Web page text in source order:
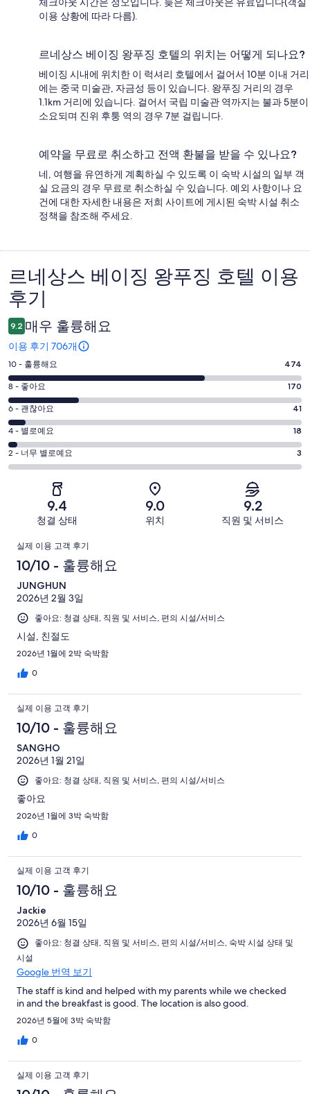
이용 상황에 따라 다름).
르네상스 베이징 왕푸징 호텔의 위치는 어떻게 되나요?
베이징 시내에 위치한 이 럭셔리 호텔에서 걸어서 10분 이내 거리
에는 중국 미술관, 자금성 등이 있습니다. 왕푸징 거리의 경우
1.1km 거리에 있습니다. 걸어서 국립 미술관 역까지는 불과 5분이
소요되며 진위 후퉁 역의 경우 7분 걸립니다.
예약을 무료로 취소하고 전액 환불을 받을 수 있나요?
네, 여행을 유연하게 계획하실 수 있도록 이 숙박 시설의 일부 객
실 요금의 경우 무료로 취소하실 수 있습니다. 예외 사항이나 요
건에 대한 자세한 내용은 저희 사이트에 게시된 숙박 시설 취소
정책을 참조해 주세요.
이
용
후
기
르네상스 베이징 왕푸징 호텔 이용
후기
9.2 매우 훌륭해요
이용 후기 706개
평
점
10
-
훌
륭
해
요.
후
기
474
10 - 훌륭해요 474
평
점
8
-
좋
아
후
중
170
개
8 - 좋아요 170
평
점
6
-
괜
개
이
후
기
중
41
개
6 - 괜찮아요 41
평
점
4
706
개
용
후
중
18
개
4 - 별로예요 18
평
점
별
로
요.
706
개
이
용
기
중
개
2 - 너무 별로예요 3
9.4
청결 상태
9.0
위치
9.2
직원 및 서비스
이
용
후
기
실제 이용 고객 후기
10/10 - 훌륭해요
JUNGHUN
2026년 2월 3일
좋아요: 청결 상태, 직원 및 서비스, 편의 시설/서비스
시설, 친절도
2026년 1월에 2박 숙박함
0
실제 이용 고객 후기
10/10 - 훌륭해요
SANGHO
2026년 1월 21일
좋아요: 청결 상태, 직원 및 서비스, 편의 시설/서비스
좋아요
2026년 1월에 3박 숙박함
0
실제 이용 고객 후기
10/10 - 훌륭해요
Jackie
2026년 6월 15일
좋아요: 청결 상태, 직원 및 서비스, 편의 시설/서비스, 숙박 시설 상태 및
시설
Google 번역 보기
The staff is kind and helped with my parents while we checked
in and the breakfast is good. The location is also good.
2026년 5월에 3박 숙박함
0
실제 이용 고객 후기